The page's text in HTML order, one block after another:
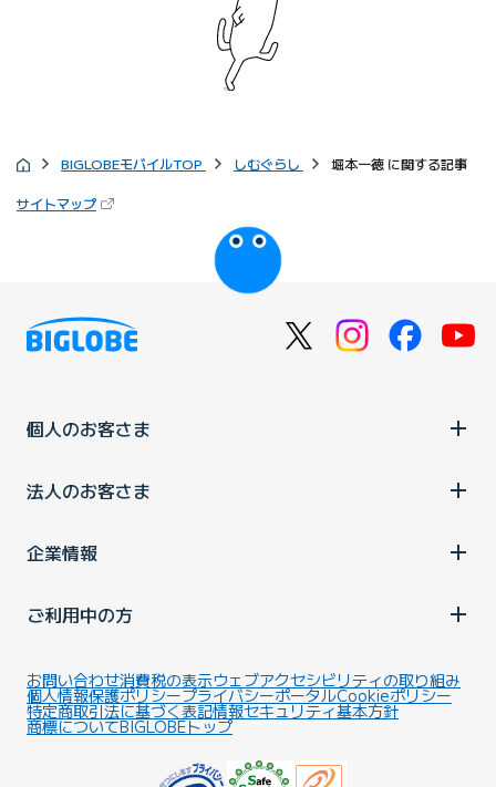
BIGLOBEモバイルTOP しむぐらし 堀本一徳 に関する記事
サイトマップ
個人のお客さま
法人のお客さま
企業情報
ご利用中の方
お問い合わせ消費税の表示ウェブアクセシビリティの取り組み
個人情報保護ポリシープライバシーポータルCookieポリシー
特定商取引法に基づく表記情報セキュリティ基本方針
商標についてBIGLOBEトップ